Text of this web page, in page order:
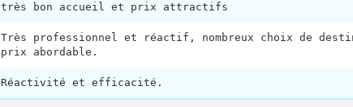
très bon accueil et prix attractifs
Très professionnel et réactif, nombreux choix de
prix abordable.
Réactivité et efficacité.